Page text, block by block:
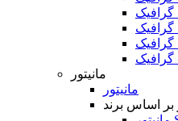
مانیتور
مانیتور
بر اساس برند